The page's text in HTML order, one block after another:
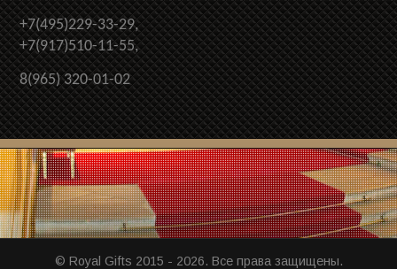
+7(495)229-33-29,
+7(917)510-11-55,
8(965) 320-01-02
© Royal Gifts 2015 - 2026. Все права защищены.